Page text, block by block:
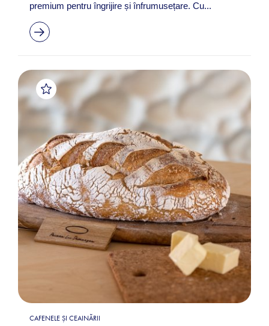
premium pentru îngrijire și înfrumusețare. Cu...
CAFENELE ȘI CEAINĂRII